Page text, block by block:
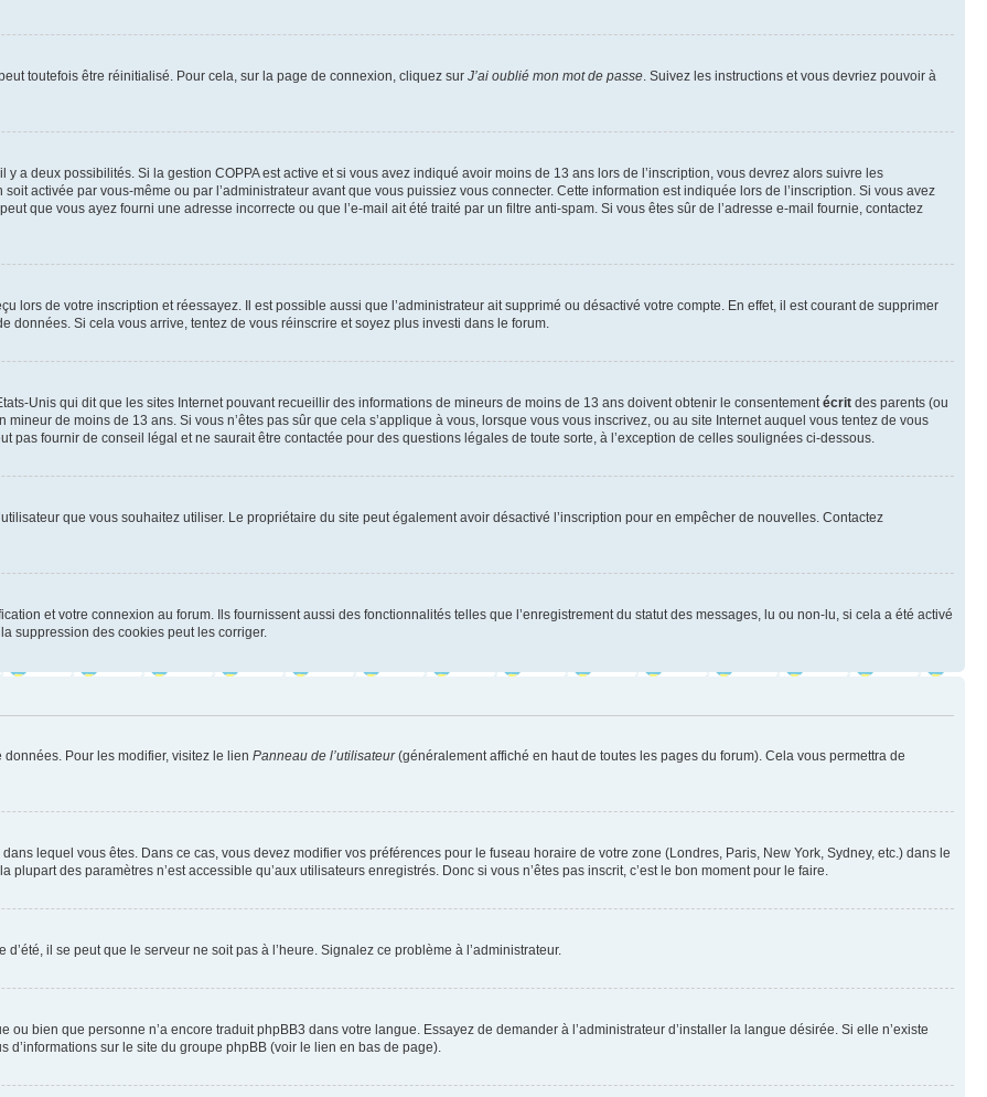
toutefois être réinitialisé. Pour cela, sur la page de connexion, cliquez sur J’ai oublié mon mot de passe . Suivez les instructions et vous devriez pouvoir à
y a deux possibilités. Si la gestion COPPA est active et si vous avez indiqué avoir moins de 13 ans lors de l’inscription, vous devrez alors suivre les
activée par vous-même ou par l’administrateur avant que vous puissiez vous connecter. Cette information est indiquée lors de l’inscription. Si vous avez
que vous ayez fourni une adresse incorrecte ou que l’e-mail ait été traité par un filtre anti-spam. Si vous êtes sûr de l’adresse e-mail fournie, contactez
lors de votre inscription et réessayez. Il est possible aussi que l’administrateur ait supprimé ou désactivé votre compte. En effet, il est courant de supprimer
Si cela vous arrive, tentez de vous réinscrire et soyez plus investi dans le forum.
Unis qui dit que les sites Internet pouvant recueillir des informations de mineurs de moins de 13 ans doivent obtenir le consentement écrit des parents (ou
de moins de 13 ans. Si vous n’êtes pas sûr que cela s’applique à vous, lorsque vous vous inscrivez, ou au site Internet auquel vous tentez de vous
pas fournir de conseil légal et ne saurait être contactée pour des questions légales de toute sorte, à l’exception de celles soulignées ci-dessous.
que vous souhaitez utiliser. Le propriétaire du site peut également avoir désactivé l’inscription pour en empêcher de nouvelles. Contactez
et votre connexion au forum. Ils fournissent aussi des fonctionnalités telles que l’enregistrement du statut des messages, lu ou non-lu, si cela a été activé
suppression des cookies peut les corriger.
Pour les modifier, visitez le lien Panneau de l’utilisateur(généralement affiché en haut de toutes les pages du forum). Cela vous permettra de
lequel vous êtes. Dans ce cas, vous devez modifier vos préférences pour le fuseau horaire de votre zone (Londres, Paris, New York, Sydney, etc.) dans le
des paramètres n’est accessible qu’aux utilisateurs enregistrés. Donc si vous n’êtes pas inscrit, c’est le bon moment pour le faire.
il se peut que le serveur ne soit pas à l’heure. Signalez ce problème à l’administrateur.
bien que personne n’a encore traduit phpBB3 dans votre langue. Essayez de demander à l’administrateur d’installer la langue désirée. Si elle n’existe
sur le site du groupe phpBB (voir le lien en bas de page).